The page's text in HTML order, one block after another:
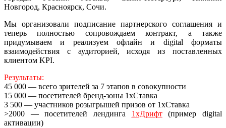
Новгород, Красноярск, Сочи.
Мы организовали подписание партнерского соглашения и
теперь полностью сопровождаем контракт, а также
придумываем и реализуем офлайн и digital форматы
взаимодействия с аудиторией, исходя из поставленных
клиентом KPI.
Результаты:
45 000 — всего зрителей за 7 этапов в совокупности
15 000 — посетителей бренд-зоны 1хСтавка
3 500 — участников розыгрышей призов от 1хСтавка
>2000 — посетителей лендинга 1xДрифт(пример digital
активации)